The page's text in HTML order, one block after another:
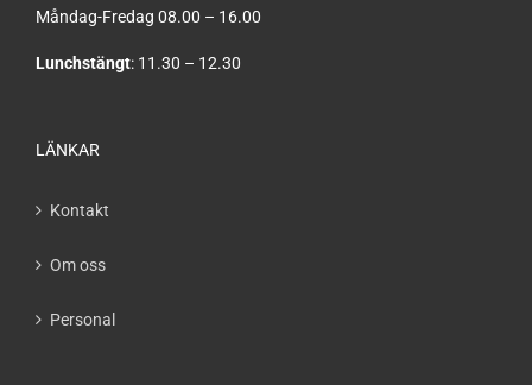
Måndag-Fredag 08.00 – 16.00
Lunchstängt: 11.30 – 12.30
LÄNKAR
Kontakt
Om oss
Personal